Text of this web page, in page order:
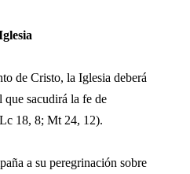
de Cristo, la Iglesia deberá
que sacudirá la fe de
18, 8; Mt 24, 12).
a su peregrinación sobre